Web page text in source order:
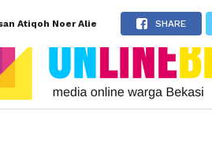
Atiqoh Noer Alie SHARE